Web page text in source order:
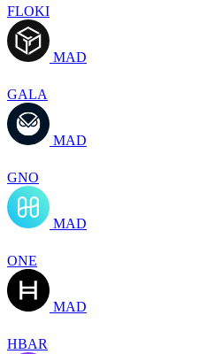
FLOKI
MAD
GALA
MAD
GNO
MAD
ONE
MAD
HBAR